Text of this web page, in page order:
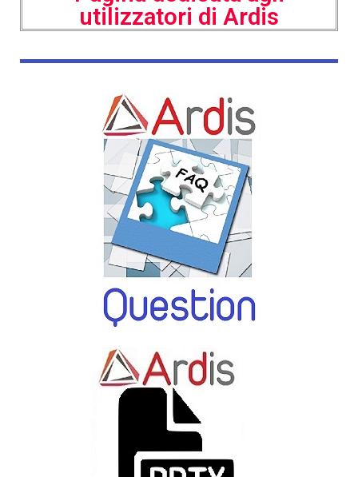
utilizzatori di Ardis